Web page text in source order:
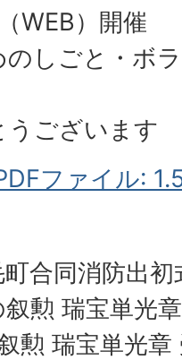
WEB）開催
のしごと・ボ
うございます
ファイル:
合同消防出
勲 瑞宝単光
勲 瑞宝単光章